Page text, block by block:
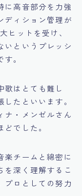
に高音部分を力強
ディション管理が
ヒットを受け、
いというプレッシ
。
歌はとても難し
たといいます。
ナ・メンゼルさん
でした。
楽チームと綿密に
を深く理解するこ
プロとしての努力